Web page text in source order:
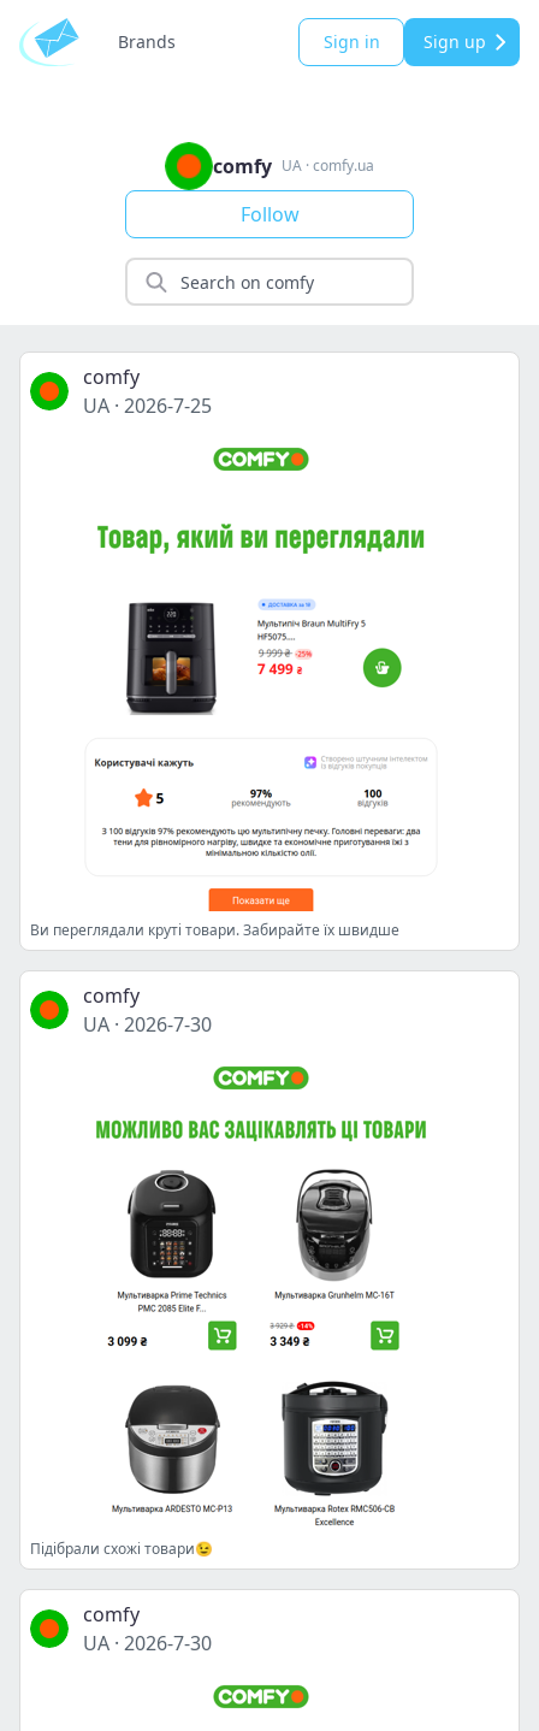
Brands Sign in Sign up
comfy UA ·comfy.ua
Follow
comfy
UA · 2026-7-25
Ви переглядали круті товари. Забирайте їх швидше
comfy
UA · 2026-7-30
Підібрали схожі товари😉
comfy
UA · 2026-7-30